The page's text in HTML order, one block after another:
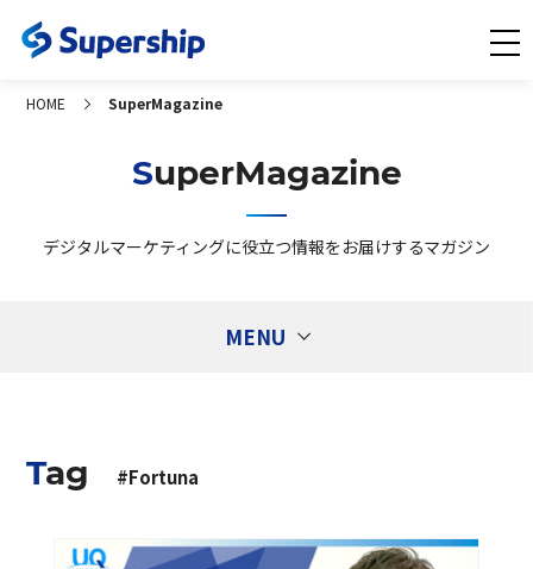
HOME SuperMagazine
SuperMagazine
デジタルマーケティングに役立つ情報をお届けするマガジン
MENU
1st Partyデータ活用
Flipdesk
Fortuna GDPR
GumGum
Tag #Fortuna